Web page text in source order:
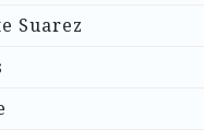
Suarez